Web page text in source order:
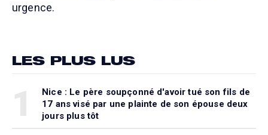
urgence.
LES PLUS LUS
Nice : Le père soupçonné d'avoir tué son fils de
17 ans visé par une plainte de son épouse deux
jours plus tôt